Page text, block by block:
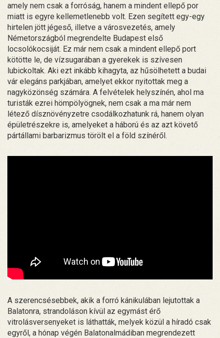
amely nem csak a forróság, hanem a mindent ellepő por
miatt is egyre kellemetlenebb volt. Ezen segített egy-egy
hirtelen jött jégeső, illetve a városvezetés, amely
Németországból megrendelte Budapest első
locsolókocsiját. Ez már nem csak a mindent ellepő port
kötötte le, de vízsugarában a gyerekek is szívesen
lubickoltak. Aki ezt inkább kihagyta, az hűsölhetett a budai
vár elegáns parkjában, amelyet ekkor nyitottak meg a
nagyközönség számára. A felvételek helyszínén, ahol ma
turisták ezrei hömpölyögnek, nem csak a ma már nem
létező dísznövényzetre csodálkozhatunk rá, hanem olyan
épületrészekre is, amelyeket a háború és az azt követő
pártállami barbarizmus törölt el a föld színéről.
A szerencsésebbek, akik a forró kánikulában lejutottak a
Balatonra, strandoláson kívül az egymást érő
vitrolásversenyeket is láthatták, melyek közül a híradó csak
egyről, a hónap végén Balatonalmádiban megrendezett